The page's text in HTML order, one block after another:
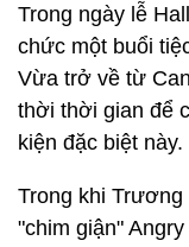
Trong ngày lễ
chức một buổi
Vừa trở về từ
thời thời gian để
kiện đặc biệt này.
Trong khi Trương
"chim giận"